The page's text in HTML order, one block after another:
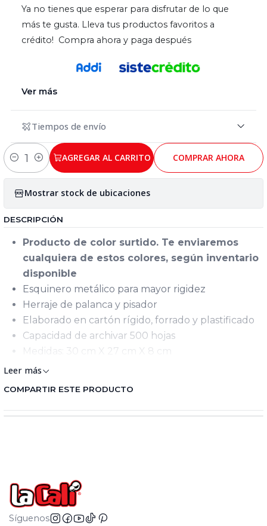
Ya no tienes que esperar para disfrutar de lo que
más te gusta. Lleva tus productos favoritos a
crédito! Compra ahora y paga después
Ver más
Tiempos de envío
Cantidad
AGREGAR AL CARRITO COMPRAR AHORA
Mostrar stock de ubicaciones
DESCRIPCIÓN
Producto de color surtido. Te enviaremos
cualquiera de estos colores, según inventario
disponible
Esquinero metálico para mayor rigidez
Herraje de palanca y pisador
Elaborado en cartón rígido, forrado y plastificado
Capacidad de archivar 500 hojas
Medidas: 30 cm X 27 cm X 8 cm
Leer más
COMPARTIR ESTE PRODUCTO
Síguenos